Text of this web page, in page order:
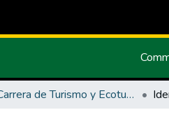
Carrera de Turismo y Ecoturimo